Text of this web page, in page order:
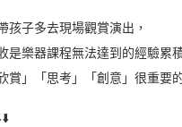
孩子多去現場觀賞演出，
是樂器課程無法達到的經驗累
賞」「思考」「創意」很重要